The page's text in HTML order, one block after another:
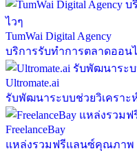
TumWai Digital Agency
บริการรับทำการตลาดออน
Ultromate.ai
รับพัฒนาระบบช่วยวิเคราะ
FreelanceBay
แหล่งรวมฟรีแลนซ์คุณภาพ